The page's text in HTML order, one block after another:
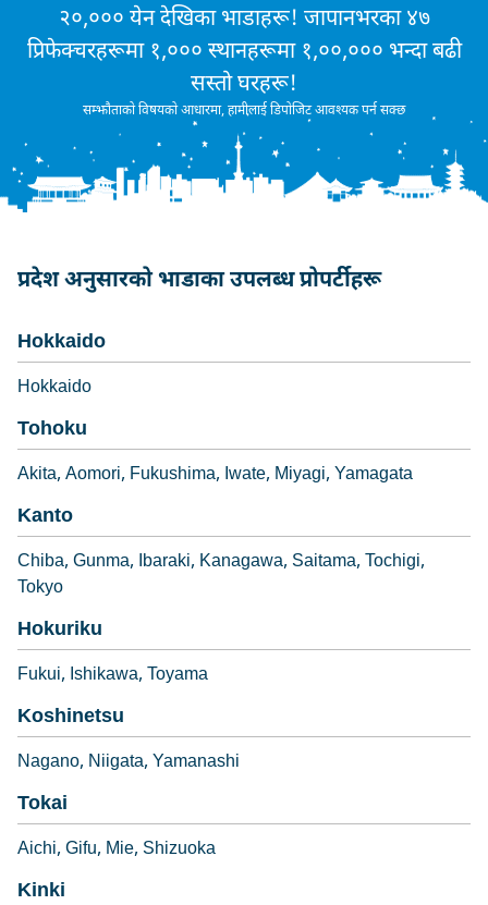
२०,००० येन देखिका भाडाहरू! जापानभरका ४७
प्रिफेक्चरहरूमा १,००० स्थानहरूमा १,००,००० भन्दा बढी
सस्तो घरहरू!
सम्झौताको विषयको आधारमा, हामीलाई डिपोजिट आवश्यक पर्न सक्छ
प्रदेश अनुसारको भाडाका उपलब्ध प्रोपर्टीहरू
Hokkaido
Hokkaido
Tohoku
Akita Aomori Fukushima Iwate Miyagi Yamagata
Kanto
Chiba Gunma Ibaraki Kanagawa Saitama Tochigi
Tokyo
Hokuriku
Fukui Ishikawa Toyama
Koshinetsu
Nagano Niigata Yamanashi
Tokai
Aichi Gifu Mie Shizuoka
Kinki